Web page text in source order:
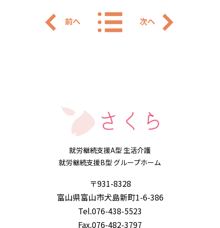
前へ 次へ
就労継続支援A型 生活介護
就労継続支援B型 グループホーム
〒931-8328
富山県富山市犬島新町1-6-386
Tel.076-438-5523
Fax.076-482-3797